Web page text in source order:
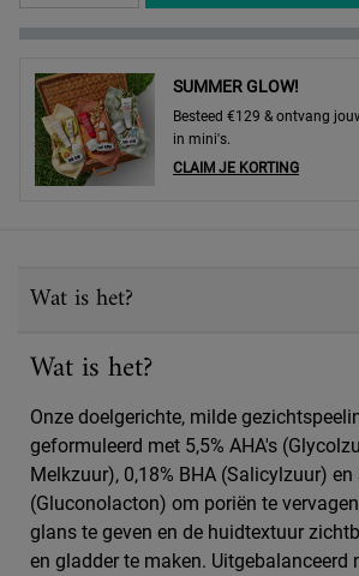
SUMMER GLOW!
Besteed €129 & ontvang
in mini's.
CLAIM JE KORTING
Wat is het?
Wat is het?
Onze doelgerichte, milde
geformuleerd met 5,5% AHA's
Melkzuur), 0,18% BHA (Salicylzuur) en
(Gluconolacton) om poriën te
glans te geven en de huidtextuur
en gladder te maken. Uitgebalanceerd